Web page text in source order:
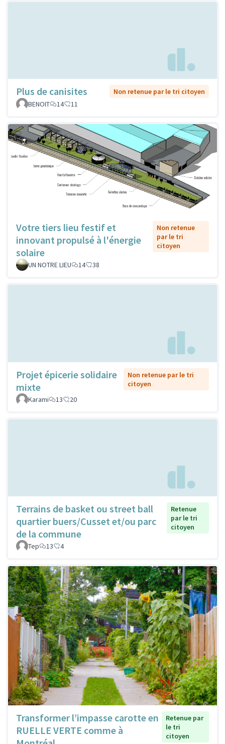
Plus de canisites
Non retenue par le tri citoyen
BENOIT
14 11
Votre tiers lieu festif et
innovant propulsé à l'énergie
solaire
Non retenue
par le tri
citoyen
UN NOTRE LIEU 14 38
Projet épicerie solidaire
mixte
Non retenue par le tri
citoyen
Karami
13 20
Terrains de basket ou street ball
quartier buers/Cusset et/ou parc
de la commune
Retenue
par le tri
citoyen
Tep 13 4
Transformer l’impasse carotte en
RUELLE VERTE comme à
Retenue par
le tri
citoyen